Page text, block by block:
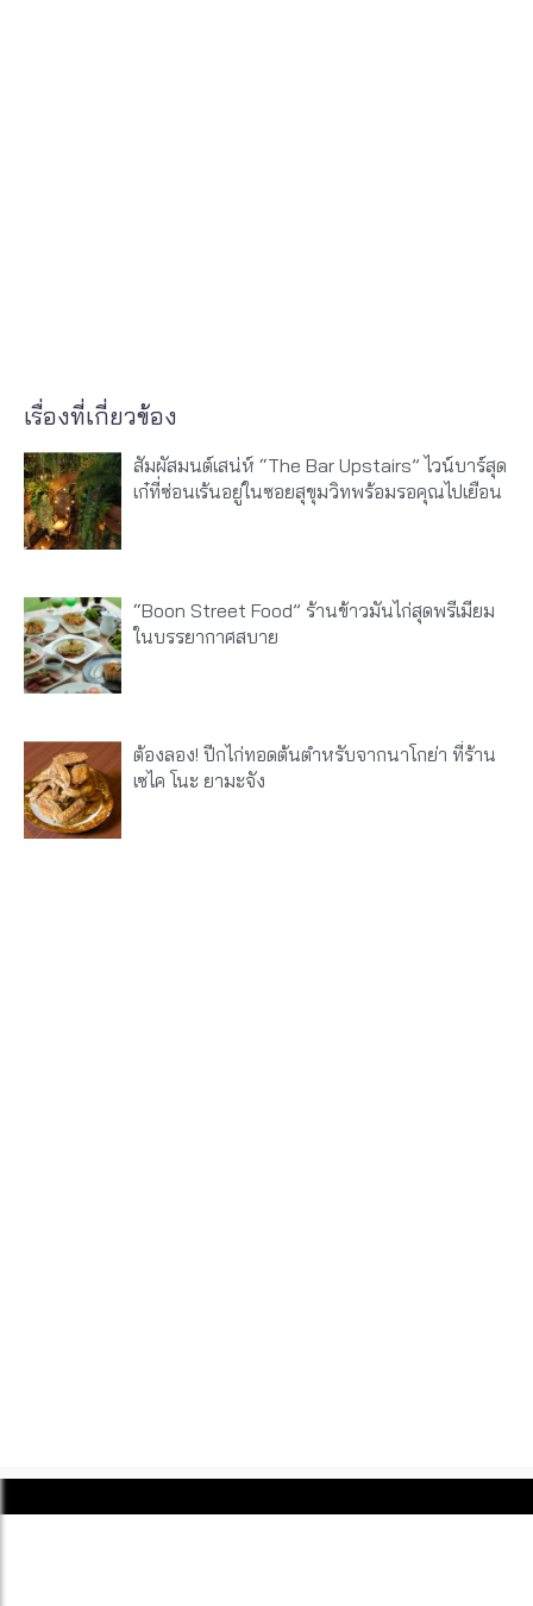
เรื่องที่เกี่ยวข้อง
สัมผัสมนต์เสน่ห์ “The Bar Upstairs” ไวน์บาร์สุด
เก๋ที่ซ่อนเร้นอยู่ในซอยสุขุมวิทพร้อมรอคุณไปเยือน
“Boon Street Food” ร้านข้าวมันไก่สุดพรีเมียม
ในบรรยากาศสบาย
ต้องลอง! ปีกไก่ทอดต้นตำหรับจากนาโกย่า ที่ร้าน
เซไค โนะ ยามะจัง